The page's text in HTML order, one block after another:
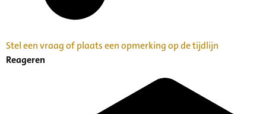
Stel een vraag of plaats een opmerking op de tijdlijn
Reageren